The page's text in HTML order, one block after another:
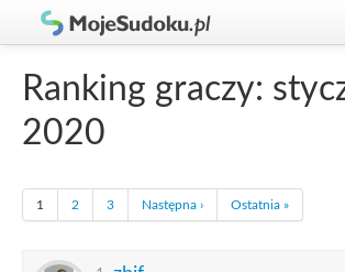
Gracze
Ranking graczy:
2020
1 2 3 Następna › Ostatnia »